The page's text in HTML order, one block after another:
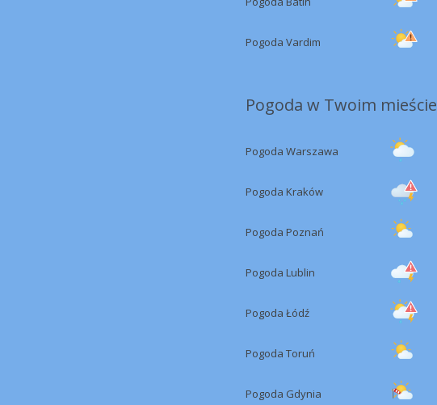
Pogoda Vardim
Pogoda w Twoim mieście
Pogoda Warszawa
Pogoda Kraków
Pogoda Poznań
Pogoda Lublin
Pogoda Łódź
Pogoda Toruń
Pogoda Gdynia